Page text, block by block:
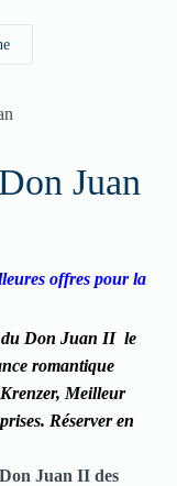
Juan
offres pour la
du Don Juan II le
romantique
Meilleur
. Réserver en
Don Juan II des